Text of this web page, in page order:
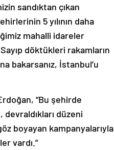
sandıktan çıkan
5 yılının daha
mahalli idareler
döktükleri rakamların
bakarsanız, İstanbul’u
“Bu şehirde
düzeni
boyayan kampanyalarıyla
vardı.”